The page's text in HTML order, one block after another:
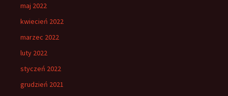
maj 2022
kwiecień 2022
marzec 2022
luty 2022
styczeń 2022
grudzień 2021